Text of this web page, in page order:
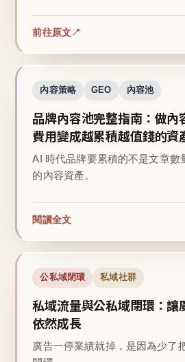
前往原文
內容策略 GEO 內容池
品牌內容池完整指南：做內
費用變成越累積越值錢的資
AI 時代品牌要累積的不是文章數
的內容資產。
閱讀全文
公私域閉環 私域社群
私域流量與公私域閉環：讓
依然成長
廣告一停業績就掉，是因為少了